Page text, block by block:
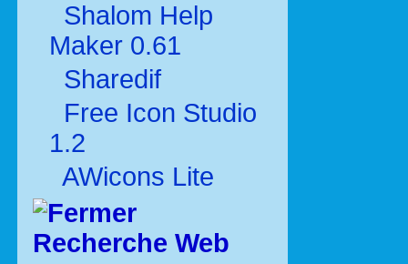
Shalom Help
Maker 0.61
Sharedif
Free Icon Studio
1.2
AWicons Lite
Recherche Web